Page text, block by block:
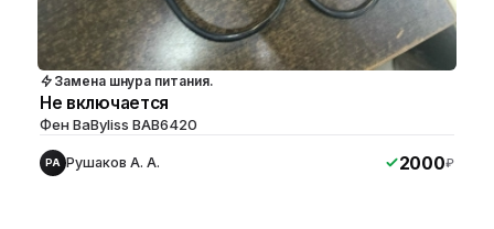
Замена шнура питания.
Не включается
Фен BaByliss BAB6420
РА Рушаков А. А. 2000₽